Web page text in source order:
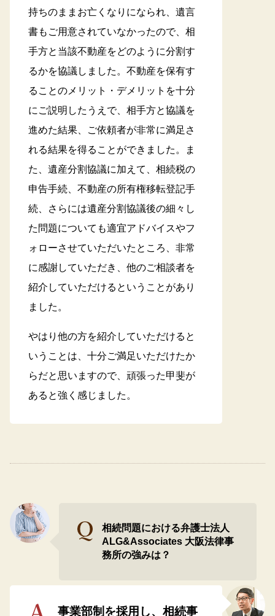
持ちのままお亡くなりになられ、遺言
書もご用意されていなかったので、相
手方と当該不動産をどのように分割す
るかを協議しました。不動産を保有す
ることのメリット・デメリットを十分
にご説明したうえで、相手方と協議を
進めた結果、ご依頼者が非常に満足さ
れる結果を得ることができました。ま
た、遺産分割協議に加えて、相続税の
申告手続、不動産の所有権移転登記手
続、さらには遺産分割協議後の細々し
た問題についても適宜アドバイスやフ
ォローさせていただいたところ、非常
に感謝していただき、他のご相談者を
紹介していただけるということがあり
ました。
やはり他の方を紹介していただけると
いうことは、十分ご満足いただけたか
らだと思いますので、頑張った甲斐が
あると強く感じました。
相続問題における弁護士法人
ALG&Associates 大阪法律事
務所の強みは？
事業部制を採用し、相続事